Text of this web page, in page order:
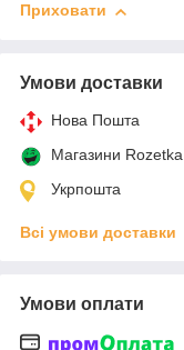
Приховати
Умови доставки
Нова Пошта
Магазини Rozetka
Укрпошта
Всі умови доставки
Умови оплати